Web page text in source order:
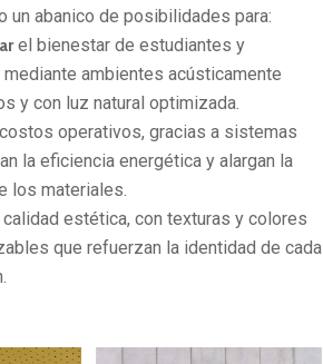
un abanico de posibilidades para:
el bienestar de estudiantes y
ambientes acústicamente
y con luz natural optimizada.
operativos, gracias a sistemas
la eficiencia energética y alargan la
los materiales.
estética, con texturas y colores
que refuerzan la identidad de cada